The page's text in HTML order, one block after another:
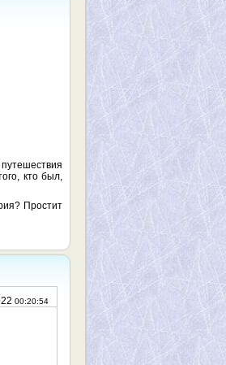
кто был,
Простит
00:20:54